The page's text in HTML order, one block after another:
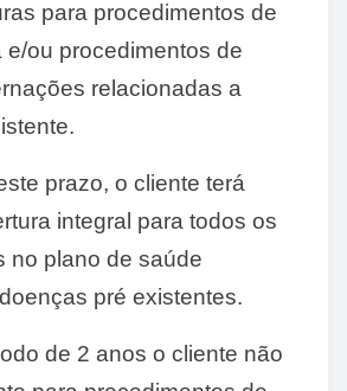
para procedimentos de
e/ou procedimentos de
relacionadas a
prazo, o cliente terá
integral para todos os
no plano de saúde
pré existentes.
de 2 anos o cliente não